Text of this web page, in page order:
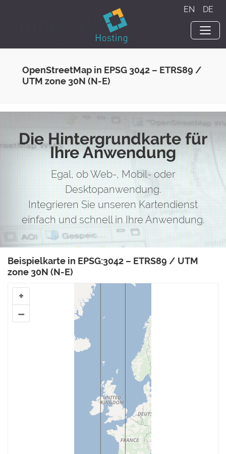
EN · DE
OpenStreetMap in EPSG 3042 – ETRS89 /
UTM zone 30N (N-E)
Die Hintergrundkarte für
Ihre Anwendung
Egal, ob Web-, Mobil- oder
Desktopanwendung.
Integrieren Sie unseren Kartendienst
einfach und schnell in Ihre Anwendung.
Beispielkarte in EPSG:3042 – ETRS89 / UTM
zone 30N (N-E)
+
–